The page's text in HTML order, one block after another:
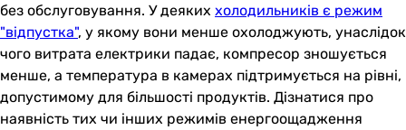
без обслуговування. У деяких холодильників є режим
"відпустка", у якому вони менше охолоджують, унаслідок
чого витрата електрики падає, компресор зношується
менше, а температура в камерах підтримується на рівні,
допустимому для більшості продуктів. Дізнатися про
наявність тих чи інших режимів енергоощадження